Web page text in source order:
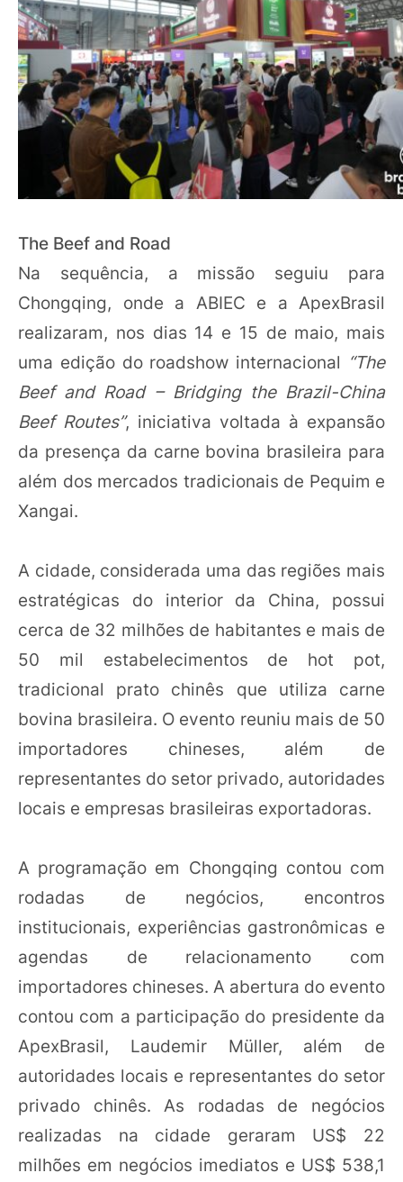
The Beef and Road
Na sequência, a missão seguiu para
Chongqing, onde a ABIEC e a ApexBrasil
realizaram, nos dias 14 e 15 de maio, mais
uma edição do roadshow internacional “The
Beef and Road – Bridging the Brazil-China
Beef Routes”, iniciativa voltada à expansão
da presença da carne bovina brasileira para
além dos mercados tradicionais de Pequim e
Xangai.
A cidade, considerada uma das regiões mais
estratégicas do interior da China, possui
cerca de 32 milhões de habitantes e mais de
50 mil estabelecimentos de hot pot,
tradicional prato chinês que utiliza carne
bovina brasileira. O evento reuniu mais de 50
importadores chineses, além de
representantes do setor privado, autoridades
locais e empresas brasileiras exportadoras.
A programação em Chongqing contou com
rodadas de negócios, encontros
institucionais, experiências gastronômicas e
agendas de relacionamento com
importadores chineses. A abertura do evento
contou com a participação do presidente da
ApexBrasil, Laudemir Müller, além de
autoridades locais e representantes do setor
privado chinês. As rodadas de negócios
realizadas na cidade geraram US$ 22
milhões em negócios imediatos e US$ 538,1